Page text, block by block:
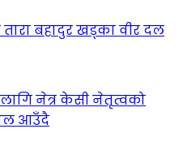
बहादुर खड्का वीर दल
नेत्र केसी नेतृत्वको
आउँदै